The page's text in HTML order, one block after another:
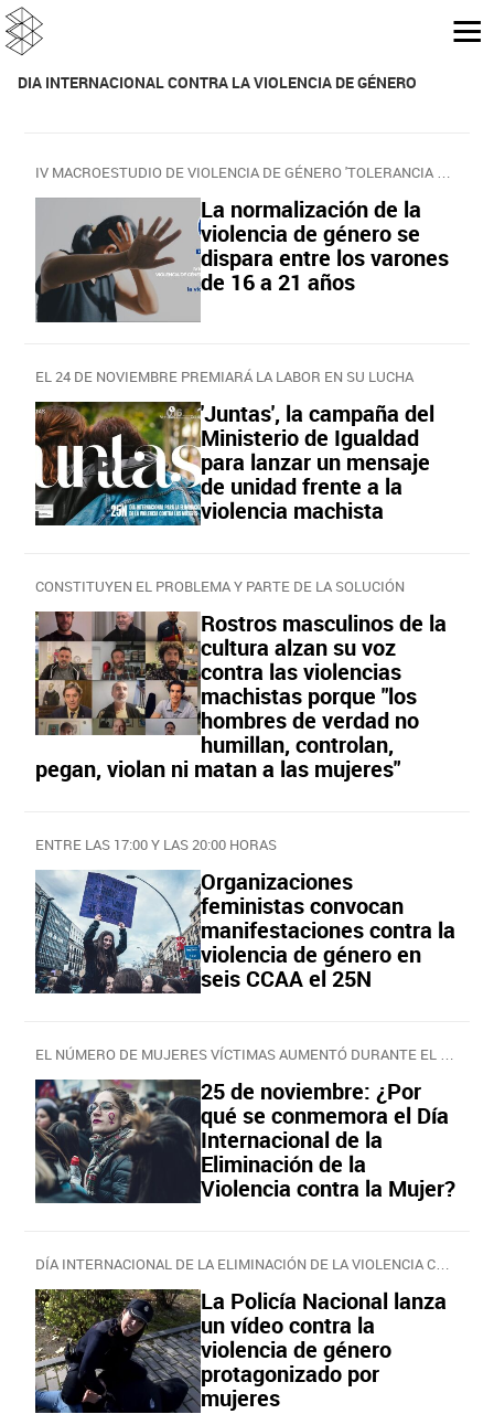
DIA INTERNACIONAL CONTRA LA VIOLENCIA DE GÉNERO
IV MACROESTUDIO DE VIOLENCIA DE GÉNERO 'TOLERANCIA CERO'
La normalización de la
violencia de género se
dispara entre los varones
de 16 a 21 años
EL 24 DE NOVIEMBRE PREMIARÁ LA LABOR EN SU LUCHA
'Juntas', la campaña del
Ministerio de Igualdad
para lanzar un mensaje
de unidad frente a la
violencia machista
CONSTITUYEN EL PROBLEMA Y PARTE DE LA SOLUCIÓN
Rostros masculinos de la
cultura alzan su voz
contra las violencias
machistas porque "los
hombres de verdad no
humillan, controlan,
pegan, violan ni matan a las mujeres"
ENTRE LAS 17:00 Y LAS 20:00 HORAS
Organizaciones
feministas convocan
manifestaciones contra la
violencia de género en
seis CCAA el 25N
EL NÚMERO DE MUJERES VÍCTIMAS AUMENTÓ DURANTE EL CONFINAMIENTO
25 de noviembre: ¿Por
qué se conmemora el Día
Internacional de la
Eliminación de la
Violencia contra la Mujer?
DÍA INTERNACIONAL DE LA ELIMINACIÓN DE LA VIOLENCIA CONTRA LA MUJER
La Policía Nacional lanza
un vídeo contra la
violencia de género
protagonizado por
mujeres